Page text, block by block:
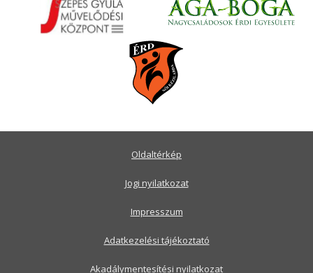
Oldaltérkép
Jogi nyilatkozat
Impresszum
Adatkezelési tájékoztató
Akadálymentesítési nyilatkozat